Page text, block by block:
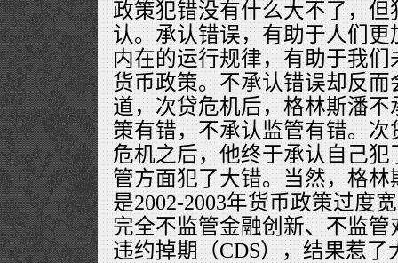
政策犯错没有什么大不了，
认。承认错误，有助于人们
内在的运行规律，有助于我
货币政策。不承认错误却反
道，次贷危机后，格林斯潘
策有错，不承认监管有错。
危机之后，他终于承认自己
管方面犯了大错。当然，格
是2002-2003年货币政策过度
完全不监管金融创新、不监
违约掉期（CDS），结果惹了